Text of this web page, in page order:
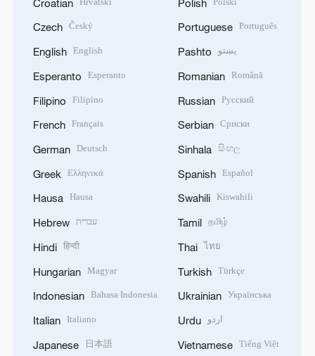
Croatian
Czech Český
English English
Esperanto Esperanto
Filipino Filipino
French Français
German Deutsch
Greek Ελληνικά
Hausa Hausa
Hebrew עברית
Hindi हिन्दी
Hungarian Magyar
Indonesian Bahasa Indonesia
Italian Italiano
Japanese 日本語
Polish
Portuguese Português
Pashto پښتو
Romanian Română
Russian Русский
Serbian Српски
Sinhala සිංහල
Spanish Español
Swahili Kiswahili
Tamil தமிழ்
Thai ไทย
Turkish Türkçe
Ukrainian Українська
Urdu اردو
Vietnamese Tiếng Việt